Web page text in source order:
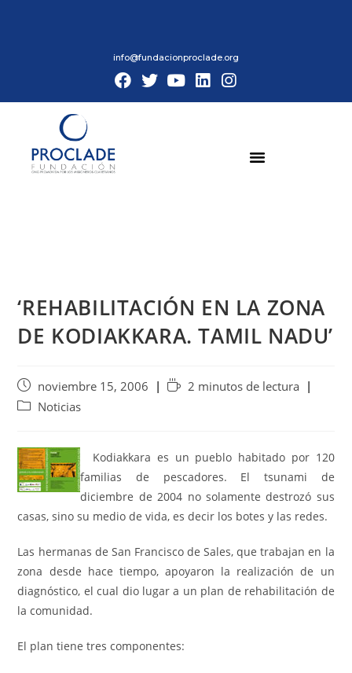
info@fundacionproclade.org
‘REHABILITACIÓN EN LA ZONA
DE KODIAKKARA. TAMIL NADU’
noviembre 15, 2006
2 minutos de lectura
Noticias
Kodiakkara es un pueblo habitado por 120
familias de pescadores. El tsunami de
diciembre de 2004 no solamente destrozó sus
casas, sino su medio de vida, es decir los botes y las redes.
Las hermanas de San Francisco de Sales, que trabajan en la
zona desde hace tiempo, apoyaron la realización de un
diagnóstico, el cual dio lugar a un plan de rehabilitación de
la comunidad.
El plan tiene tres componentes: